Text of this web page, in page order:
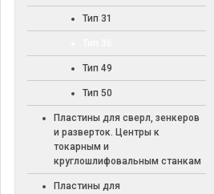
Тип 31
Тип 49
Тип 50
Пластины для сверл, зенкеров
и разверток. Центры к
токарным и
круглошлифовальным станкам
Пластины для